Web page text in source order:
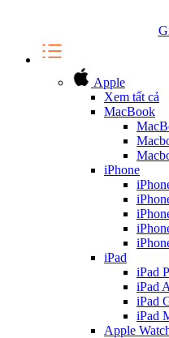
Apple
Xem tất cả
MacBook
iPhone
iPad
iPad
iPad
iPad
iPad
Apple